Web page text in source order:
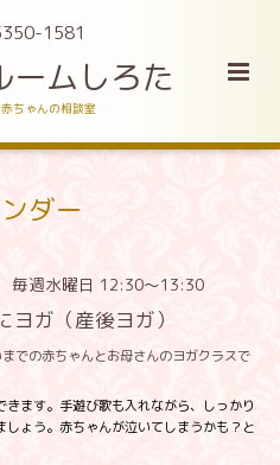
1581
ームしろた
ちゃんの相談室
ダー
毎週水曜日 12:30～13:30
ガ（産後ヨガ）
での赤ちゃんとお母さんのヨガクラスで
ます。手遊び歌も入れながら、しっかり
ょう。赤ちゃんが泣いてしまうかも？と